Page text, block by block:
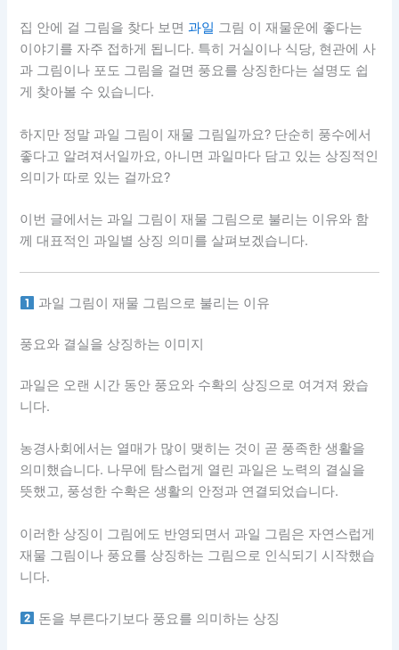
집 안에 걸 그림을 찾다 보면과일 그림 이 재물운에 좋다는
이야기를 자주 접하게 됩니다. 특히 거실이나 식당, 현관에 사
과 그림이나 포도 그림을 걸면 풍요를 상징한다는 설명도 쉽
게 찾아볼 수 있습니다.
하지만 정말 과일 그림이 재물 그림일까요? 단순히 풍수에서
좋다고 알려져서일까요, 아니면 과일마다 담고 있는 상징적인
의미가 따로 있는 걸까요?
이번 글에서는 과일 그림이 재물 그림으로 불리는 이유와 함
께 대표적인 과일별 상징 의미를 살펴보겠습니다.
과일 그림이 재물 그림으로 불리는 이유
풍요와 결실을 상징하는 이미지
과일은 오랜 시간 동안 풍요와 수확의 상징으로 여겨져 왔습
니다.
농경사회에서는 열매가 많이 맺히는 것이 곧 풍족한 생활을
의미했습니다. 나무에 탐스럽게 열린 과일은 노력의 결실을
뜻했고, 풍성한 수확은 생활의 안정과 연결되었습니다.
이러한 상징이 그림에도 반영되면서 과일 그림은 자연스럽게
재물 그림이나 풍요를 상징하는 그림으로 인식되기 시작했습
니다.
돈을 부른다기보다 풍요를 의미하는 상징